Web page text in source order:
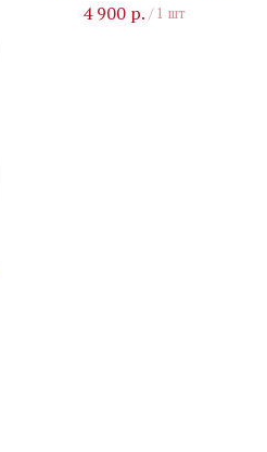
4 900 р. / 1 шт